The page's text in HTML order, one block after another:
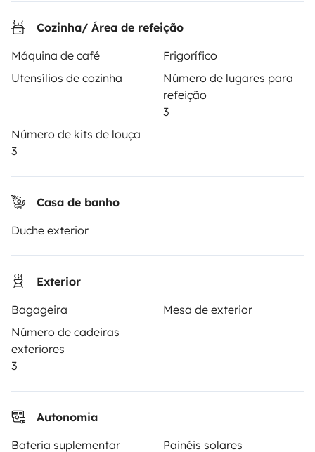
Cozinha/ Área de refeição
Máquina de café
Frigorífico
Utensílios de cozinha
Número de lugares para
refeição
3
Número de kits de louça
3
Casa de banho
Duche exterior
Exterior
Bagageira
Mesa de exterior
Número de cadeiras
exteriores
3
Autonomia
Bateria suplementar
Painéis solares
PROPRIETÁRIOS
Assistências de aluguer
Ajuda proprietário
Pagamento em prestações
Descarregar na
O blog Contactos Recrutamento